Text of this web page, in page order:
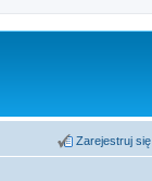
Zarejestruj się